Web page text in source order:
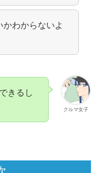
かわからないよ
クルマ女子
きるし